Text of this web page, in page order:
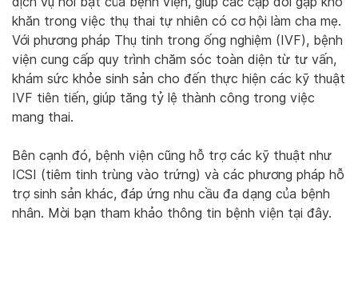
khăn trong việc thụ thai tự nhiên có cơ hội làm cha mẹ.
Với phương pháp Thụ tinh trong ống nghiệm (IVF), bệnh
viện cung cấp quy trình chăm sóc toàn diện từ tư vấn,
khám sức khỏe sinh sản cho đến thực hiện các kỹ thuật
IVF tiên tiến, giúp tăng tỷ lệ thành công trong việc
mang thai.
Bên cạnh đó, bệnh viện cũng hỗ trợ các kỹ thuật như
ICSI (tiêm tinh trùng vào trứng) và các phương pháp hỗ
trợ sinh sản khác, đáp ứng nhu cầu đa dạng của bệnh
nhân. Mời bạn tham khảo thông tin bệnh viện tại đây.